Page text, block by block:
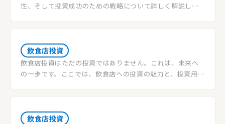
性、そして投資成功のための戦略について詳しく解説しま
供します。
飲食店投資
飲食店投資はただの投資ではありません。これは、未来へ
の一歩です。ここでは、飲食店への投資の魅力と、投資用居
飲食店投資